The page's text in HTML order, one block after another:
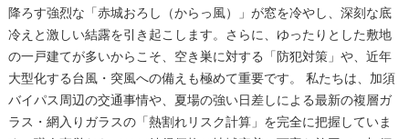
降ろす強烈な「赤城おろし（からっ風）」が窓を冷やし、深刻な底
冷えと激しい結露を引き起こします。さらに、ゆったりとした敷地
の一戸建てが多いからこそ、空き巣に対する「防犯対策」や、近年
大型化する台風・突風への備えも極めて重要です。 私たちは、加須
バイパス周辺の交通事情や、夏場の強い日差しによる最新の複層ガ
ラス・網入りガラスの「熱割れリスク計算」を完全に把握していま